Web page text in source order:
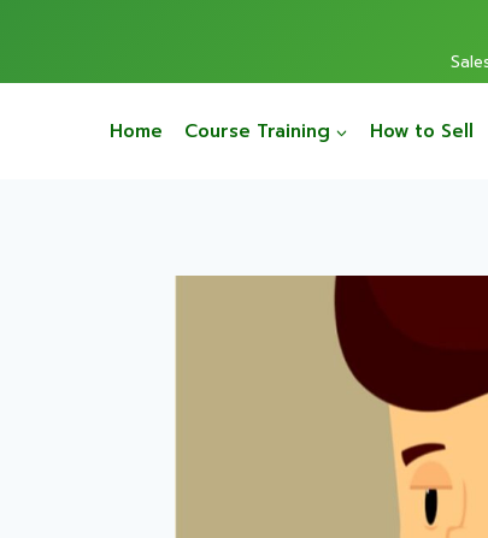
Home Course Training How to Sell